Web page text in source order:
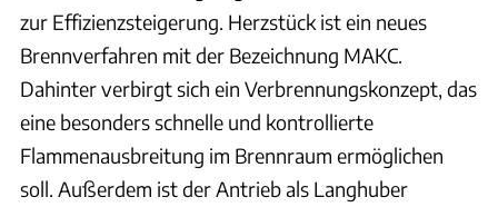
zur Effizienzsteigerung. Herzstück ist ein neues
Brennverfahren mit der Bezeichnung MAKC.
Dahinter verbirgt sich ein Verbrennungskonzept, das
eine besonders schnelle und kontrollierte
Flammenausbreitung im Brennraum ermöglichen
soll. Außerdem ist der Antrieb als Langhuber